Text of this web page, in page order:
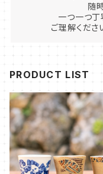
随
一つ一つ丁
ご理解くださ
PRODUCT LIST